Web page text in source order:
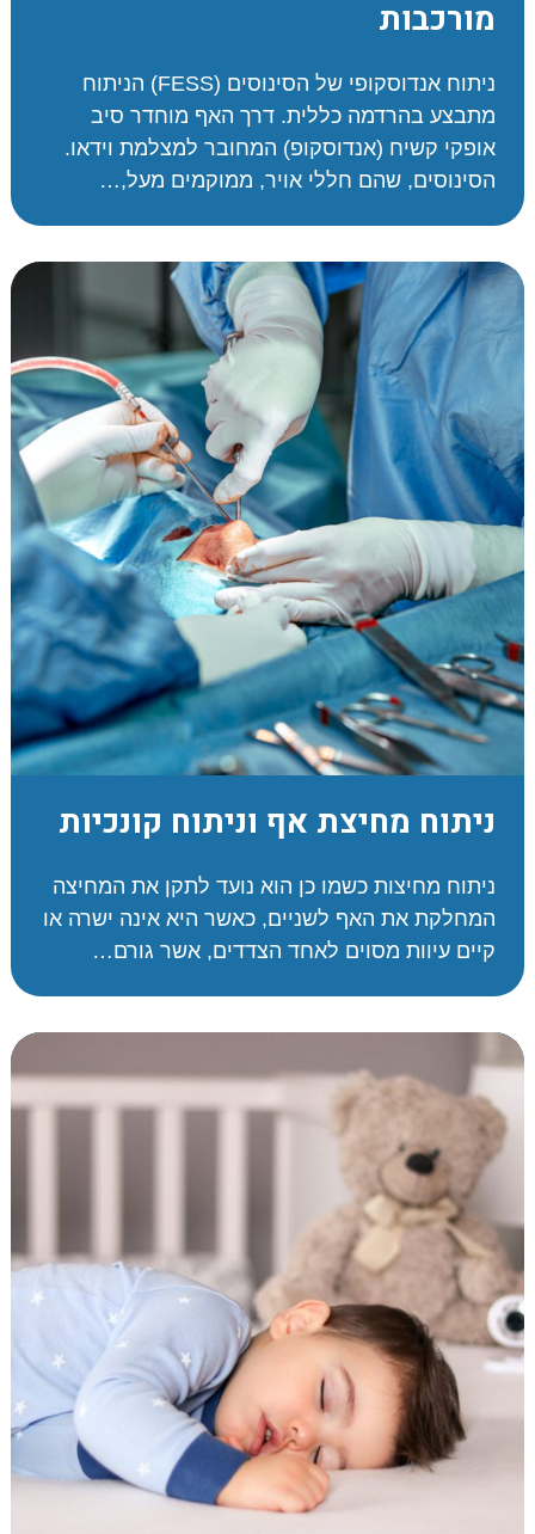
מורכבות
ניתוח אנדוסקופי של הסינוסים (FESS) הניתוח
מתבצע בהרדמה כללית. דרך האף מוחדר סיב
אופקי קשיח (אנדוסקופ) המחובר למצלמת וידאו.
הסינוסים, שהם חללי אויר, ממוקמים מעל,…
ניתוח מחיצת אף וניתוח קונכיות
ניתוח מחיצות כשמו כן הוא נועד לתקן את המחיצה
המחלקת את האף לשניים, כאשר היא אינה ישרה או
קיים עיוות מסוים לאחד הצדדים, אשר גורם…